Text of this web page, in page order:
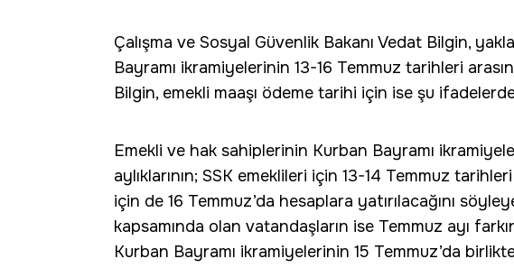
Çalışma ve Sosyal Güvenlik Bakanı Vedat Bilgin,
Bayramı ikramiyelerinin 13-16 Temmuz tarihleri
Bilgin, emekli maaşı ödeme tarihi için ise şu
Emekli ve hak sahiplerinin Kurban Bayramı
aylıklarının; SSK emeklileri için 13-14 Temmuz
için de 16 Temmuz’da hesaplara yatırılacağını
kapsamında olan vatandaşların ise Temmuz ayı
Kurban Bayramı ikramiyelerinin 15 Temmuz’da